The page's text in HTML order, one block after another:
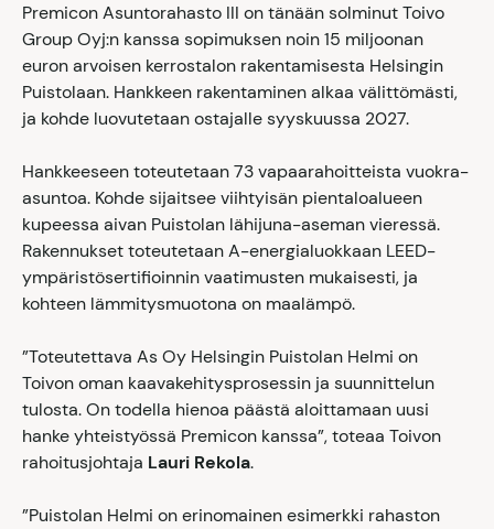
Premicon Asuntorahasto III on tänään solminut Toivo
Group Oyj:n kanssa sopimuksen noin 15 miljoonan
euron arvoisen kerrostalon rakentamisesta Helsingin
Puistolaan. Hankkeen rakentaminen alkaa välittömästi,
ja kohde luovutetaan ostajalle syyskuussa 2027.
Hankkeeseen toteutetaan 73 vapaarahoitteista vuokra-
asuntoa. Kohde sijaitsee viihtyisän pientaloalueen
kupeessa aivan Puistolan lähijuna-aseman vieressä.
Rakennukset toteutetaan A-energialuokkaan LEED-
ympäristösertifioinnin vaatimusten mukaisesti, ja
kohteen lämmitysmuotona on maalämpö.
”Toteutettava As Oy Helsingin Puistolan Helmi on
Toivon oman kaavakehitysprosessin ja suunnittelun
tulosta. On todella hienoa päästä aloittamaan uusi
hanke yhteistyössä Premicon kanssa”, toteaa Toivon
rahoitusjohtaja Lauri Rekola.
”Puistolan Helmi on erinomainen esimerkki rahaston